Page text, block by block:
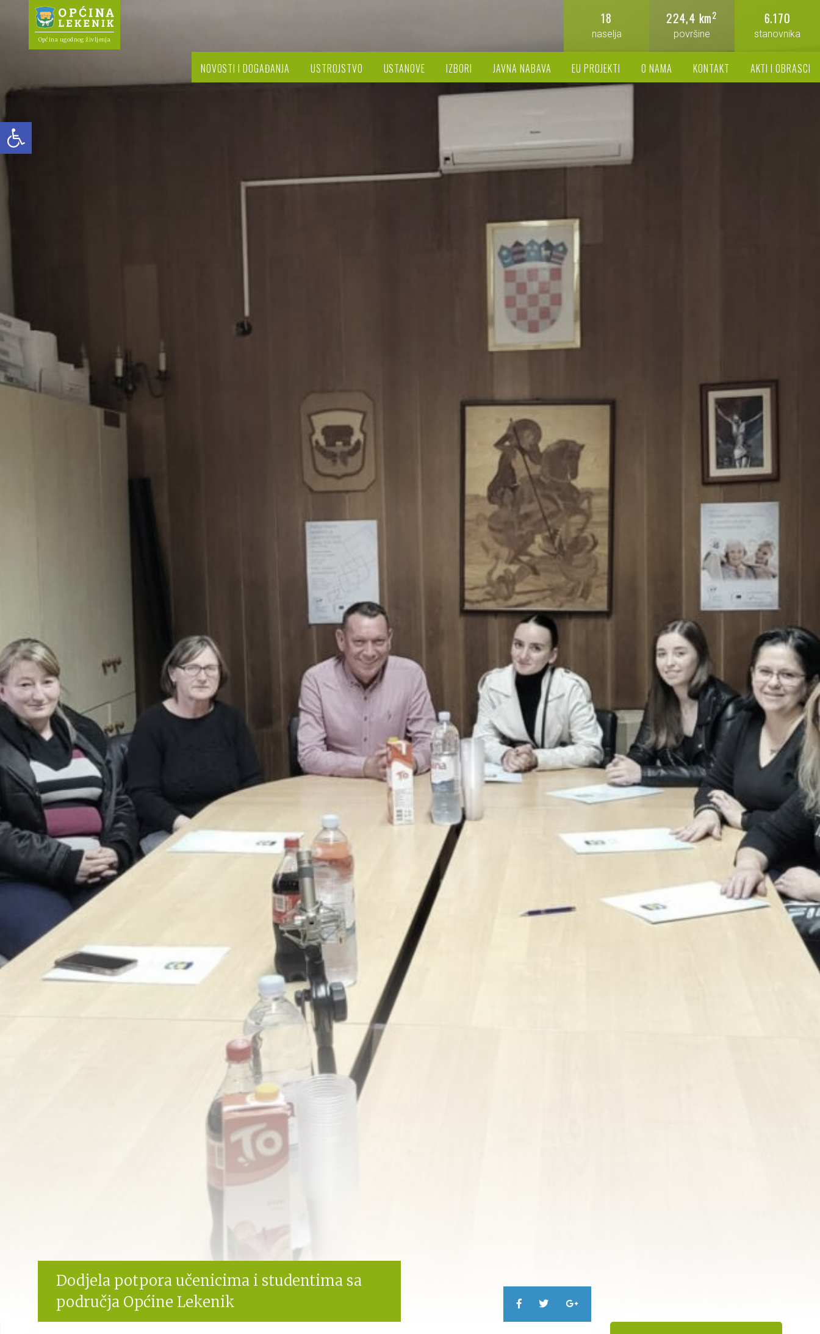
Open toolbar
Općina ugodnog življenja
6.170
stanovnika
224,4 km2
površine
18
naselja
NOVOSTI I DOGAĐANJA USTROJSTVO USTANOVE IZBORI JAVNA NABAVA EU PROJEKTI O NAMA KONTAKT AKTI I OBRASCI
Dodjela potpora učenicima i studentima sa
područja Općine Lekenik